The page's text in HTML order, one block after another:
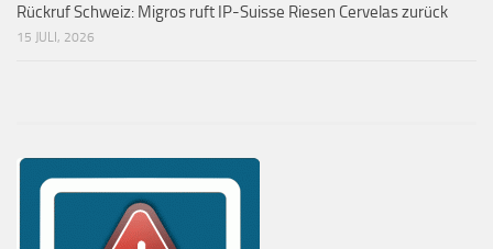
Rückruf Schweiz: Migros ruft IP-Suisse Riesen Cervelas zurück
15 JULI, 2026